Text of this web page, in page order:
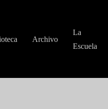
Archivo
La
Escuela